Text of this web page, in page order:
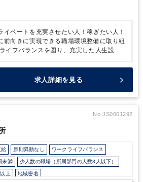
イベートを充実させたい人！稼ぎたい人！
前向きに実現できる職場環境整備に取り組
イフバランスを図り、充実した人生設計
に調整したい！お給料もしっかり稼ぎた
先第一」の下、様々な思いを持ったスタ
トソフト等、常に最新のITツールを積極的
ございます。
務所には、勤務時間といった煩わしい制
業も（繁忙期を除いて）ございません。
導入しており、勤務時間については原則
私も働きながら税理士試験に合格しまし
求人詳細を見る
No.JS0001292
給 原則異動なし ワークライフバランス
未満 少人数の職場（所属部門の人数3人以下）
上 地域密着